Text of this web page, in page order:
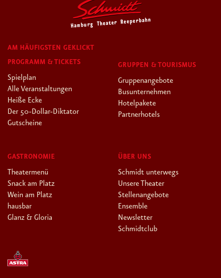
AM HÄUFIGSTEN GEKLICKT
PROGRAMM & TICKETS
Spielplan
Alle Veranstaltungen
Heiße Ecke
Der 50-Dollar-Diktator
Gutscheine
GRUPPEN & TOURISMUS
Gruppenangebote
Busunternehmen
Hotelpakete
Partnerhotels
GASTRONOMIE
Theatermenü
Snack am Platz
Wein am Platz
hausbar
Glanz & Gloria
ÜBER UNS
Schmidt unterwegs
Unsere Theater
Stellenangebote
Ensemble
Newsletter
Schmidtclub